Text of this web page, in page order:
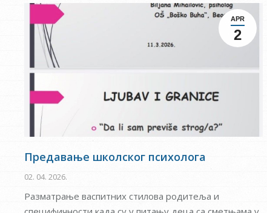
APR
2
Предавање школског психолога
02. 04. 2026.
Разматрање васпитних стилова родитеља и